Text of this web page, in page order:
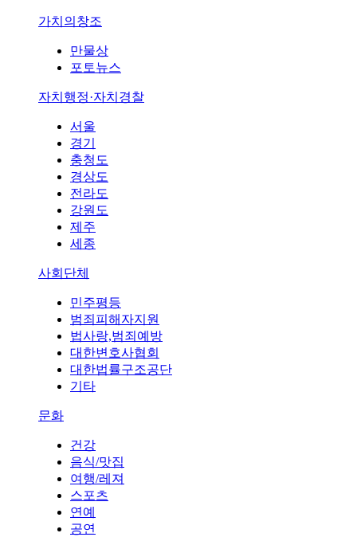
가치의창조
만물상
포토뉴스
자치행정·자치경찰
서울
경기
충청도
경상도
전라도
강원도
제주
세종
사회단체
민주평등
범죄피해자지원
법사랑,범죄예방
대한변호사협회
대한법률구조공단
기타
문화
건강
음식/맛집
여행/레져
스포츠
연예
공연